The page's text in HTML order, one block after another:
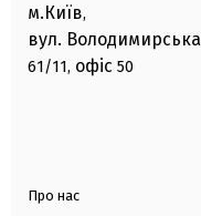
м.Київ,
вул. Володимирська
61/11, офіс 50
Про нас